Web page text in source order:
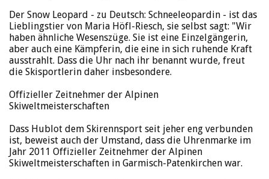
Der Snow Leopard - zu Deutsch: Schneeleopardin - ist das
Lieblingstier von Maria Höfl-Riesch, sie selbst sagt: "Wir
haben ähnliche Wesenszüge. Sie ist eine Einzelgängerin,
aber auch eine Kämpferin, die eine in sich ruhende Kraft
ausstrahlt. Dass die Uhr nach ihr benannt wurde, freut
die Skisportlerin daher insbesondere.
Offizieller Zeitnehmer der Alpinen
Skiweltmeisterschaften
Dass Hublot dem Skirennsport seit jeher eng verbunden
ist, beweist auch der Umstand, dass die Uhrenmarke im
Jahr 2011 Offizieller Zeitnehmer der Alpinen
Skiweltmeisterschaften in Garmisch-Patenkirchen war.